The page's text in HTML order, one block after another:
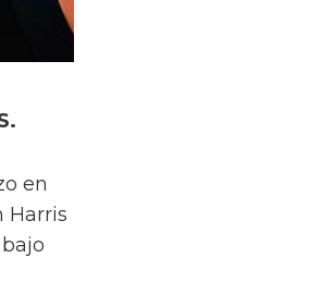
en
Harris